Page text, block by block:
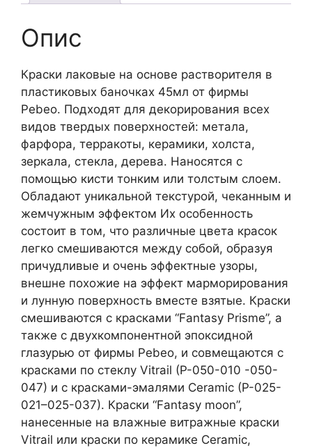
Опис
Краски лаковые на основе растворителя в
пластиковых баночках 45мл от фирмы
Pebeo. Подходят для декорирования всех
видов твердых поверхностей: метала,
фарфора, терракоты, керамики, холста,
зеркала, стекла, дерева. Наносятся с
помощью кисти тонким или толстым слоем.
Обладают уникальной текстурой, чеканным и
жемчужным эффектом Их особенность
состоит в том, что различные цвета красок
легко смешиваются между собой, образуя
причудливые и очень эффектные узоры,
внешне похожие на эффект марморирования
и лунную поверхность вместе взятые. Краски
смешиваются с красками “Fantasy Prisme”, а
также с двухкомпонентной эпоксидной
глазурью от фирмы Pebeo, и совмещаются с
красками по стеклу Vitrail (P-050-010 -050-
047) и с красками-эмалями Ceramic (P-025-
021–025-037). Краски “Fantasy moon”,
нанесенные на влажные витражные краски
Vitrail или краски по керамике Ceramic,